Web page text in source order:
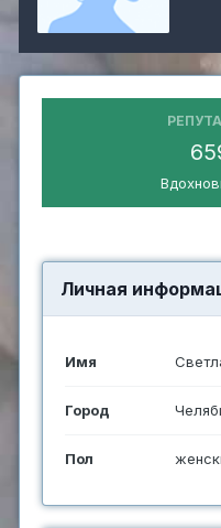
Личная
Имя
Город
Пол